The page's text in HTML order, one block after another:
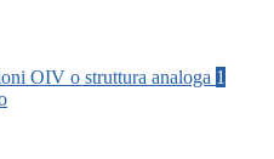
OIV o struttura analoga 1